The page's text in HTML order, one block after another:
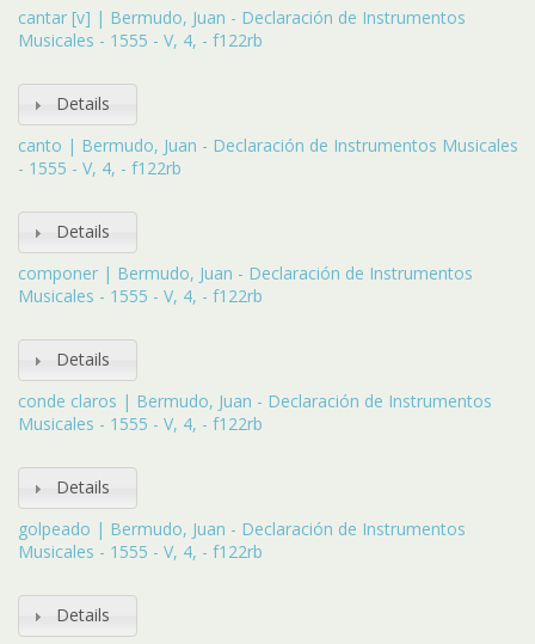
cantar [v] | Bermudo, Juan - Declaración de Instrumentos
Musicales - 1555 - V, 4, - f122rb
Details
canto | Bermudo, Juan - Declaración de Instrumentos Musicales
- 1555 - V, 4, - f122rb
Details
componer | Bermudo, Juan - Declaración de Instrumentos
Musicales - 1555 - V, 4, - f122rb
Details
conde claros | Bermudo, Juan - Declaración de Instrumentos
Musicales - 1555 - V, 4, - f122rb
Details
golpeado | Bermudo, Juan - Declaración de Instrumentos
Musicales - 1555 - V, 4, - f122rb
Details